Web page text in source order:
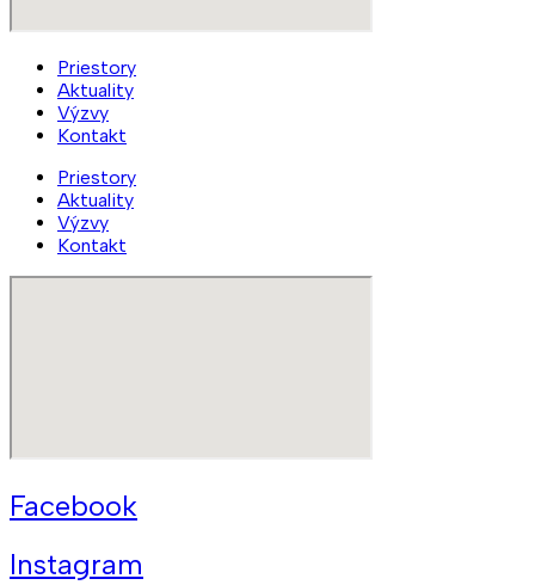
Priestory
Aktuality
Výzvy
Kontakt
Priestory
Aktuality
Výzvy
Kontakt
Facebook
Instagram